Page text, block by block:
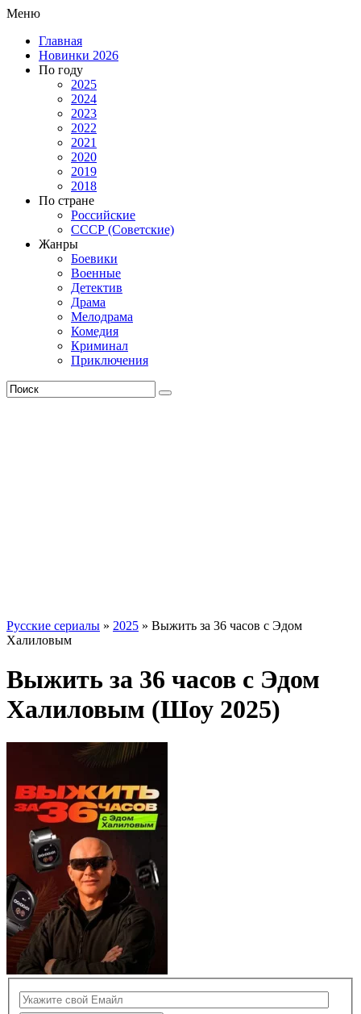
Меню
Главная
Новинки 2026
По году
2025
2024
2023
2022
2021
2020
2019
2018
По стране
Российские
СССР (Советские)
Жанры
Боевики
Военные
Детектив
Драма
Мелодрама
Комедия
Криминал
Приключения
Русские сериалы » 2025 » Выжить за 36 часов с Эдом
Халиловым
Выжить за 36 часов с Эдом
Халиловым (Шоу 2025)